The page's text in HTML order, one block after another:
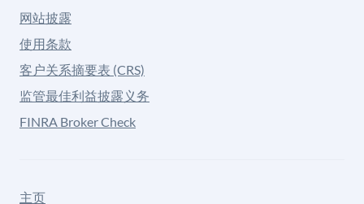
网站披露
使用条款
客户关系摘要表 (CRS)
监管最佳利益披露义务
FINRA Broker Check
主页